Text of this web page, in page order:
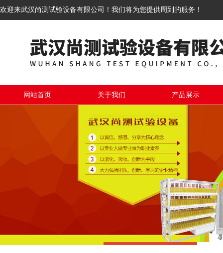
欢迎来武汉尚测试验设备有限公司！我们将为您提供周到的服务！
网站首页 关于我们 产品展示